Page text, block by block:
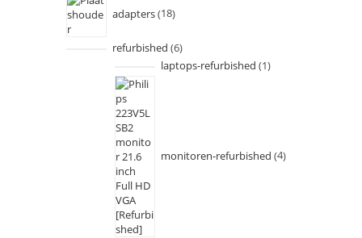
adapters 18
refurbished 6
laptops-refurbished 1
monitoren-refurbished 4